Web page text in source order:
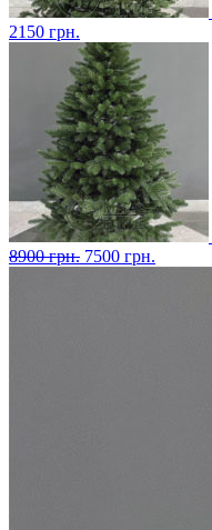
2150 грн.
8900грн. 7500 грн.